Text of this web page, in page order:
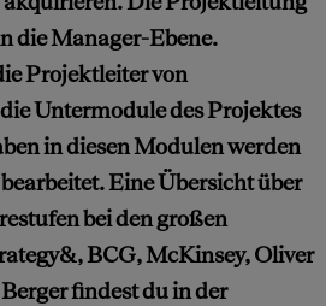
die Manager-Ebene.
Projektleiter von
Untermodule des Projektes
in diesen Modulen werden
Eine Übersicht über
bei den großen
BCG, McKinsey, Oliver
findest du in der